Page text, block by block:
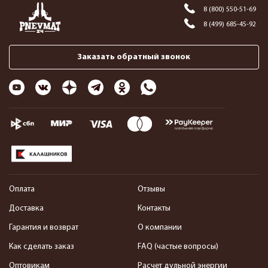
8 (800) 550-51-69
8 (499) 685-45-92
Заказать обратный звонок
Оплата
Доставка
Гарантия и возврат
Как сделать заказ
Оптовикам
Отзывы
Контакты
О компании
FAQ (частые вопросы)
Расчет дульной энергии